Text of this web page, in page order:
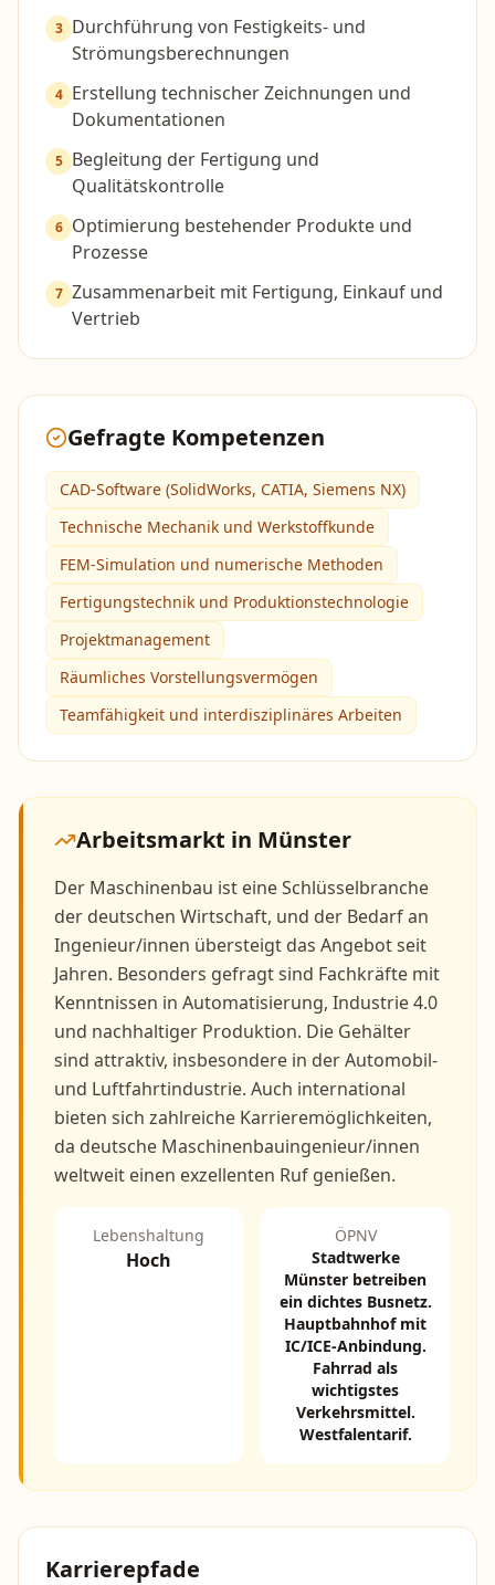
3 Durchführung von Festigkeits- und
Strömungsberechnungen
4 Erstellung technischer Zeichnungen und
Dokumentationen
5 Begleitung der Fertigung und
Qualitätskontrolle
6 Optimierung bestehender Produkte und
Prozesse
7 Zusammenarbeit mit Fertigung, Einkauf und
Vertrieb
Gefragte Kompetenzen
CAD-Software (SolidWorks, CATIA, Siemens NX)
Technische Mechanik und Werkstoffkunde
FEM-Simulation und numerische Methoden
Fertigungstechnik und Produktionstechnologie
Projektmanagement
Räumliches Vorstellungsvermögen
Teamfähigkeit und interdisziplinäres Arbeiten
Arbeitsmarkt in Münster
Der Maschinenbau ist eine Schlüsselbranche
der deutschen Wirtschaft, und der Bedarf an
Ingenieur/innen übersteigt das Angebot seit
Jahren. Besonders gefragt sind Fachkräfte mit
Kenntnissen in Automatisierung, Industrie 4.0
und nachhaltiger Produktion. Die Gehälter
sind attraktiv, insbesondere in der Automobil-
und Luftfahrtindustrie. Auch international
bieten sich zahlreiche Karrieremöglichkeiten,
da deutsche Maschinenbauingenieur/innen
weltweit einen exzellenten Ruf genießen.
Lebenshaltung
Hoch
ÖPNV
Stadtwerke
Münster betreiben
ein dichtes Busnetz.
Hauptbahnhof mit
IC/ICE-Anbindung.
Fahrrad als
wichtigstes
Verkehrsmittel.
Westfalentarif.
Karrierepfade